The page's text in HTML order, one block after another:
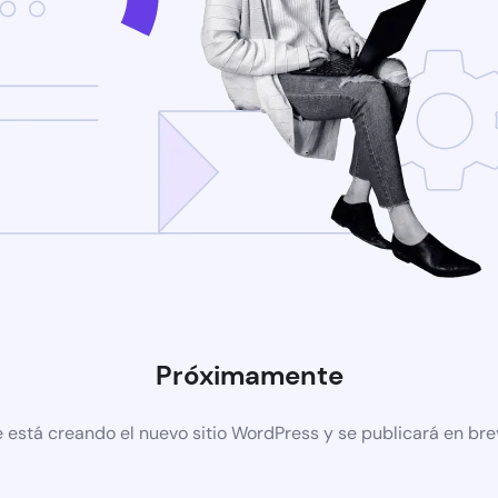
Próximamente
está creando el nuevo sitio WordPress y se publicará en